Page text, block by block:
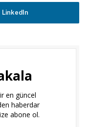
LinkedIn
en güncel
haberdar
abone ol.